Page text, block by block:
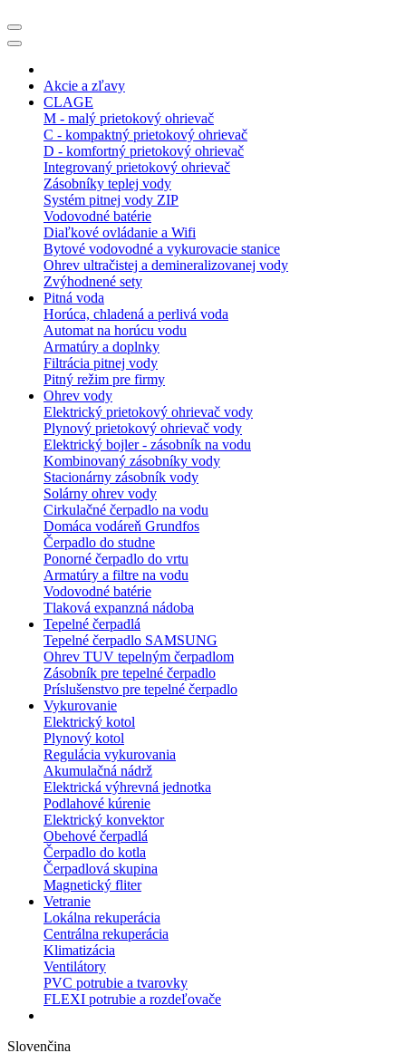
Akcie a zľavy
CLAGE
M - malý prietokový ohrievač
C - kompaktný prietokový ohrievač
D - komfortný prietokový ohrievač
Integrovaný prietokový ohrievač
Zásobníky teplej vody
Systém pitnej vody ZIP
Vodovodné batérie
Diaľkové ovládanie a Wifi
Bytové vodovodné a vykurovacie stanice
Ohrev ultračistej a demineralizovanej vody
Zvýhodnené sety
Pitná voda
Horúca, chladená a perlivá voda
Automat na horúcu vodu
Armatúry a doplnky
Filtrácia pitnej vody
Pitný režim pre firmy
Ohrev vody
Elektrický prietokový ohrievač vody
Plynový prietokový ohrievač vody
Elektrický bojler - zásobník na vodu
Kombinovaný zásobníky vody
Stacionárny zásobník vody
Solárny ohrev vody
Cirkulačné čerpadlo na vodu
Domáca vodáreň Grundfos
Čerpadlo do studne
Ponorné čerpadlo do vrtu
Armatúry a filtre na vodu
Vodovodné batérie
Tlaková expanzná nádoba
Tepelné čerpadlá
Tepelné čerpadlo SAMSUNG
Ohrev TUV tepelným čerpadlom
Zásobník pre tepelné čerpadlo
Príslušenstvo pre tepelné čerpadlo
Vykurovanie
Elektrický kotol
Plynový kotol
Regulácia vykurovania
Akumulačná nádrž
Elektrická výhrevná jednotka
Podlahové kúrenie
Elektrický konvektor
Obehové čerpadlá
Čerpadlo do kotla
Čerpadlová skupina
Magnetický fliter
Vetranie
Lokálna rekuperácia
Centrálna rekuperácia
Klimatizácia
Ventilátory
PVC potrubie a tvarovky
FLEXI potrubie a rozdeľovače
Slovenčina